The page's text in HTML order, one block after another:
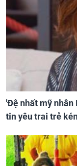
'Đệ nhất mỹ nhân
tin yêu trai trẻ